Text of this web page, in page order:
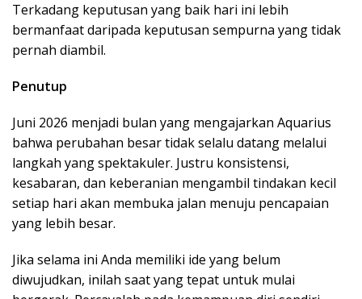
Terkadang keputusan yang baik hari ini lebih
bermanfaat daripada keputusan sempurna yang tidak
pernah diambil.
Penutup
Juni 2026 menjadi bulan yang mengajarkan Aquarius
bahwa perubahan besar tidak selalu datang melalui
langkah yang spektakuler. Justru konsistensi,
kesabaran, dan keberanian mengambil tindakan kecil
setiap hari akan membuka jalan menuju pencapaian
yang lebih besar.
Jika selama ini Anda memiliki ide yang belum
diwujudkan, inilah saat yang tepat untuk mulai